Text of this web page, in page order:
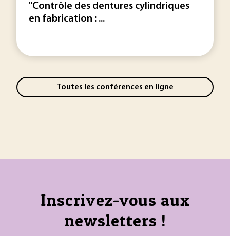
"Contrôle des dentures cylindriques
en fabrication : ...
Toutes les conférences en ligne
Inscrivez-vous aux
newsletters !